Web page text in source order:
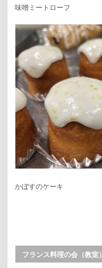
味噌ミートローフ
かぼすのケーキ
フランス料理の会（教室）